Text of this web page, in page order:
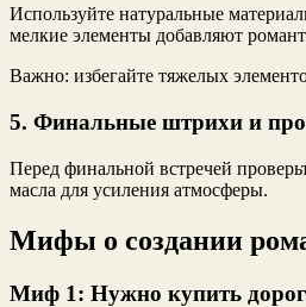
Используйте натуральные
мелкие элементы добавляют
Важно: избегайте тяжелых
5. Финальные штрихи и
Перед финальной встречей
масла для усиления атмосферы.
Мифы о создании
Миф 1: Нужно купить